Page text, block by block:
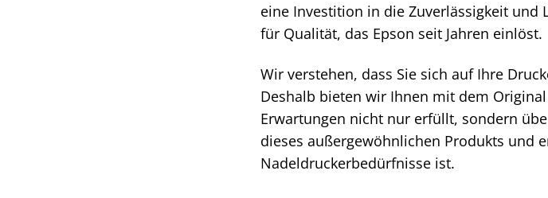
eine Investition in die Zuverlässigkeit und
für Qualität, das Epson seit Jahren einlöst.
Wir verstehen, dass Sie sich auf Ihre
Deshalb bieten wir Ihnen mit dem
Erwartungen nicht nur erfüllt, sondern
dieses außergewöhnlichen Produkts und
Nadeldruckerbedürfnisse ist.